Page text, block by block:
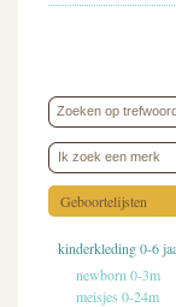
Ik zoek een merk
Geboortelijsten
kinderkleding 0-6
newborn 0-3m
meisjes 0-24m